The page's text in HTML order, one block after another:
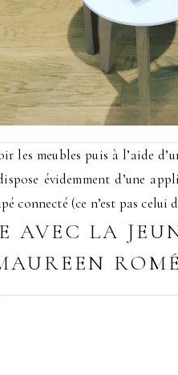
les meubles puis à l’aide
évidemment d’une
connecté (ce n’est pas celui
AVEC LA